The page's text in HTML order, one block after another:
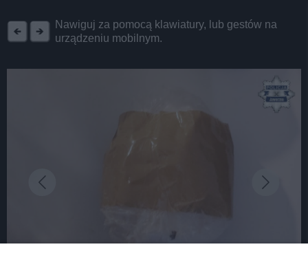
Nawiguj za pomocą klawiatury, lub gestów na
urządzeniu mobilnym.